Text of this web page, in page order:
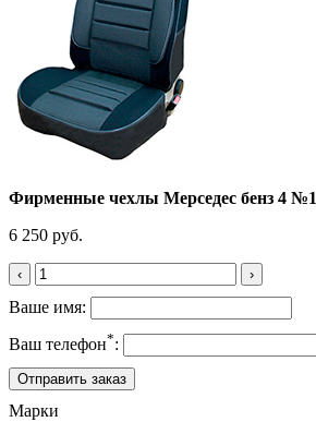
Фирменные чехлы Мерседес бенз 4 №1
6 250 руб.
‹ ›
Ваше имя:
Ваш телефон*:
Марки